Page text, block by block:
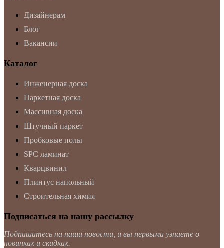
Дизайнерам
Блог
Вакансии
Каталог
Инженерная доска
Паркетная доска
Массивная доска
Штучный паркет
Пробковые полы
SPC ламинат
Кварцвинил
Плинтус напольный
Строительная химия
Подписаться на нашу рассылку
Подпишитесь на наши новости, и вы первыми узнаете о
новинках и скидках.